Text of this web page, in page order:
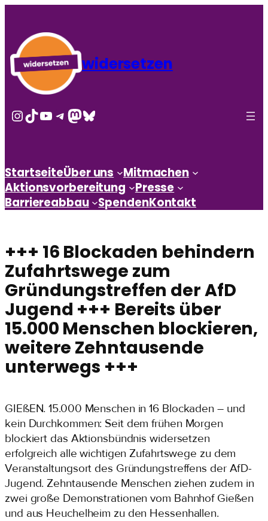
widersetzen
Instagram
TikTok
YouTube
Telegram
Mastodon
Bluesky
StartseiteÜber uns
Mitmachen
Aktionsvorbereitung
Presse
Barriereabbau
SpendenKontakt
+++ 16 Blockaden behindern
Zufahrtswege zum
Gründungstreffen der AfD
Jugend +++ Bereits über
15.000 Menschen blockieren,
weitere Zehntausende
unterwegs +++
GIEßEN. 15.000 Menschen in 16 Blockaden – und
kein Durchkommen: Seit dem frühen Morgen
blockiert das Aktionsbündnis widersetzen
erfolgreich alle wichtigen Zufahrtswege zu dem
Veranstaltungsort des Gründungstreffens der AfD-
Jugend. Zehntausende Menschen ziehen zudem in
zwei große Demonstrationen vom Bahnhof Gießen
und aus Heuchelheim zu den Hessenhallen.